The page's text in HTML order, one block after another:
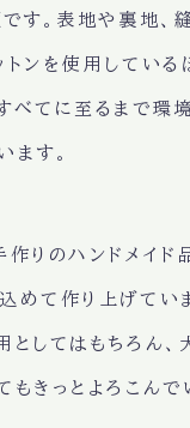
す。表地や裏地、
トンを使用している
べてに至るまで環
ます。
作りのハンドメイド
めて作り上げてい
としてはもちろん、
もきっとよろこんで